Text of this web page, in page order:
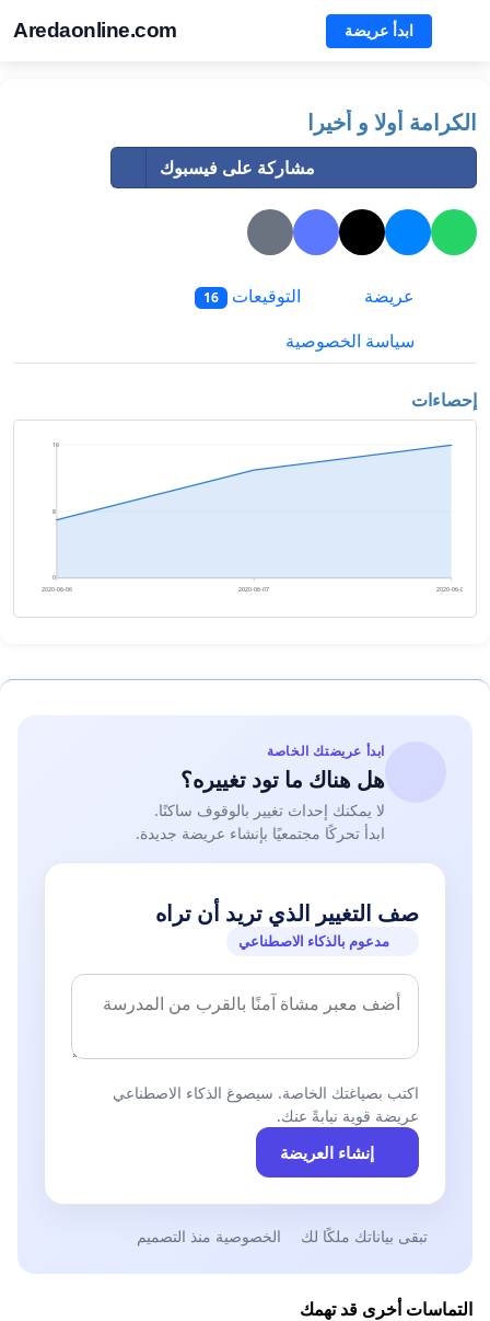
Aredaonline.com ابدأ عريضة
الكرامة أولا و أخيرا
مشاركة على فيسبوك
عريضة التوقيعات 16
سياسة الخصوصية
إحصاءات
0
8
16
2020-06-06 2020-06-07 2020-06-08
ابدأ عريضتك الخاصة
هل هناك ما تود تغييره؟
لا يمكنك إحداث تغيير بالوقوف ساكنًا.
ابدأ تحركًا مجتمعيًا بإنشاء عريضة جديدة.
صف التغيير الذي تريد أن تراه
مدعوم بالذكاء الاصطناعي
اكتب بصياغتك الخاصة. سيصوغ الذكاء الاصطناعي
عريضة قوية نيابةً عنك.
إنشاء العريضة
تبقى بياناتك ملكًا لك الخصوصية منذ التصميم
التماسات أخرى قد تهمك